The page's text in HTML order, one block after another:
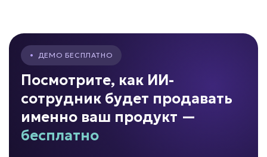
Подробней
Срок реализации
от 69 000 ₽ под ключ
• ДЕМО БЕСПЛАТНО
Посмотрите, как ИИ-
сотрудник будет продавать
именно ваш продукт —
бесплатно